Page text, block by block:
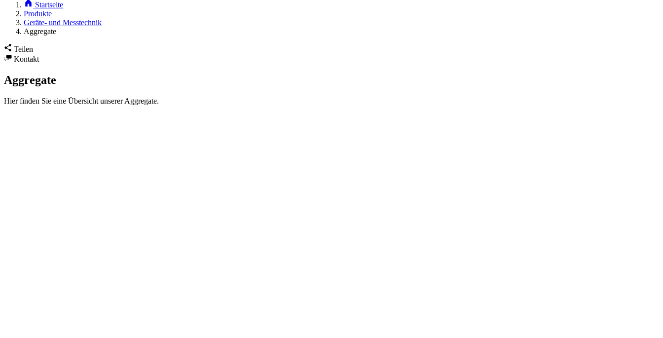
Startseite
Produkte
Geräte- und Messtechnik
Aggregate
Teilen
Kontakt
Aggregate
Hier finden Sie eine Übersicht unserer Aggregate.